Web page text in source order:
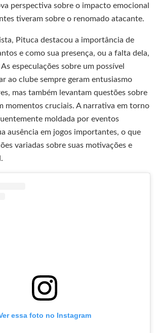
perspectiva sobre o impacto emocional
tiveram sobre o renomado atacante.
Pituca destacou a importância de
e como sua presença, ou a falta dela,
especulações sobre um possível
ao clube sempre geram entusiasmo
mas também levantam questões sobre
momentos cruciais. A narrativa em torno
moldada por eventos
ausência em jogos importantes, o que
variadas sobre suas motivações e
essa foto no Instagram